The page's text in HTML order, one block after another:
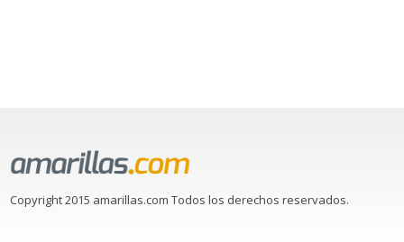
Copyright 2015 amarillas.com Todos los derechos reservados.